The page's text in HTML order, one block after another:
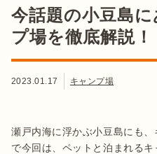
今話題の小豆島
プ場を徹底解説！
2023.01.17 キャンプ場
瀬戸内海に浮かぶ小豆島にも
で今回は、ペットと泊まれる